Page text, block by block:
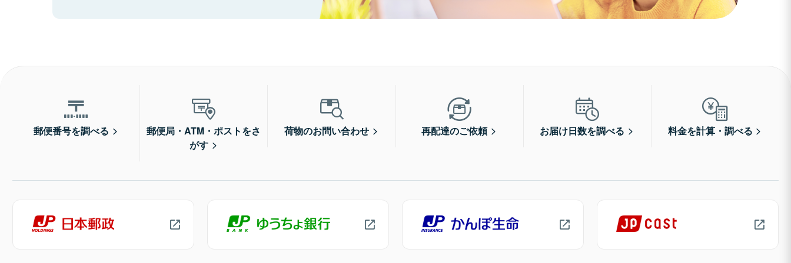
郵便番号を調べる
郵便局・ATM・ポストをさ
がす
荷物のお問い合わせ 再配達のご依頼 お届け日数を調べる 料金を計算・調べる